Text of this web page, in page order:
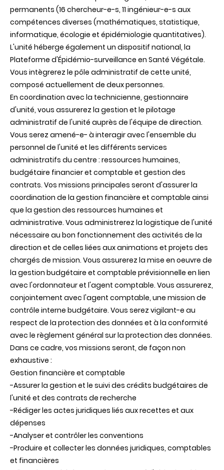
permanents (16 chercheur-e-s, 11 ingénieur-e-s aux
compétences diverses (mathématiques, statistique,
informatique, écologie et épidémiologie quantitatives).
L'unité héberge également un dispositif national, la
Plateforme d'Épidémio-surveillance en Santé Végétale.
Vous intègrerez le pôle administratif de cette unité,
composé actuellement de deux personnes.
En coordination avec la technicienne, gestionnaire
d'unité, vous assurerez la gestion et le pilotage
administratif de l'unité auprès de l'équipe de direction.
Vous serez amené-e- à interagir avec l'ensemble du
personnel de l'unité et les différents services
administratifs du centre : ressources humaines,
budgétaire financier et comptable et gestion des
contrats. Vos missions principales seront d'assurer la
coordination de la gestion financière et comptable ainsi
que la gestion des ressources humaines et
administrative. Vous administrerez la logistique de l'unité
nécessaire au bon fonctionnement des activités de la
direction et de celles liées aux animations et projets des
chargés de mission. Vous assurerez la mise en oeuvre de
la gestion budgétaire et comptable prévisionnelle en lien
avec l'ordonnateur et l'agent comptable. Vous assurerez,
conjointement avec l'agent comptable, une mission de
contrôle interne budgétaire. Vous serez vigilant-e au
respect de la protection des données et à la conformité
avec le règlement général sur la protection des données.
Dans ce cadre, vos missions seront, de façon non
exhaustive :
Gestion financière et comptable
-Assurer la gestion et le suivi des crédits budgétaires de
l'unité et des contrats de recherche
-Rédiger les actes juridiques liés aux recettes et aux
dépenses
-Analyser et contrôler les conventions
-Produire et collecter les données juridiques, comptables
et financières